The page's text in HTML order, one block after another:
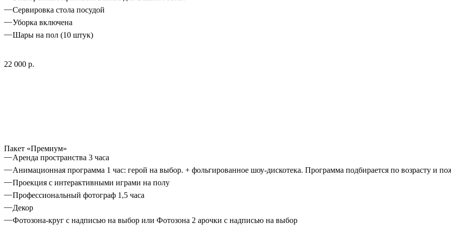
Сервировка стола посудой
Уборка включена
Шары на пол (10 штук)
22 000 р.
Пакет «Премиум»
Аренда пространства 3 часа
Анимационная программа 1 час: герой на выбор. + фольгированное шоу-дискотека. Программа подбирается по возрасту и
Проекция с интерактивными играми на полу
Профессиональный фотограф 1,5 часа
Декор
Фотозона-круг с надписью на выбор или Фотозона 2 арочки с надписью на выбор